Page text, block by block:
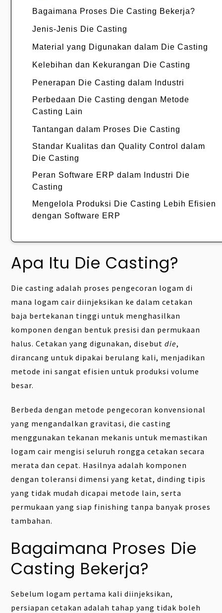
Bagaimana Proses Die Casting Bekerja?
Jenis-Jenis Die Casting
Material yang Digunakan dalam Die Casting
Kelebihan dan Kekurangan Die Casting
Penerapan Die Casting dalam Industri
Perbedaan Die Casting dengan Metode
Casting Lain
Tantangan dalam Proses Die Casting
Standar Kualitas dan Quality Control dalam
Die Casting
Peran Software ERP dalam Industri Die
Casting
Mengelola Produksi Die Casting Lebih Efisien
dengan Software ERP
Apa Itu Die Casting?
Die casting adalah proses pengecoran logam di
mana logam cair diinjeksikan ke dalam cetakan
baja bertekanan tinggi untuk menghasilkan
komponen dengan bentuk presisi dan permukaan
halus. Cetakan yang digunakan, disebutdie,
dirancang untuk dipakai berulang kali, menjadikan
metode ini sangat efisien untuk produksi volume
besar.
Berbeda dengan metode pengecoran konvensional
yang mengandalkan gravitasi, die casting
menggunakan tekanan mekanis untuk memastikan
logam cair mengisi seluruh rongga cetakan secara
merata dan cepat. Hasilnya adalah komponen
dengan toleransi dimensi yang ketat, dinding tipis
yang tidak mudah dicapai metode lain, serta
permukaan yang siap finishing tanpa banyak proses
tambahan.
Bagaimana Proses Die
Casting Bekerja?
Sebelum logam pertama kali diinjeksikan,
persiapan cetakan adalah tahap yang tidak boleh